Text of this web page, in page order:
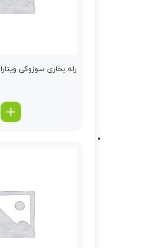
رله بخاری سوزوکی ویتارا